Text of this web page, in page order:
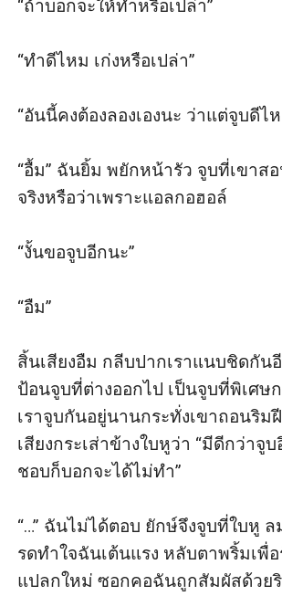
“ถ้าบอกจะให้ทำหรือเปล่า”
“ทำดีไหม เก่งหรือเปล่า”
“อันนี้คงต้องลองเองนะ ว่าแต่จูบดีไ
“อื้ม” ฉันยิ้ม พยักหน้ารัว จูบที่เขาส
จริงหรือว่าเพราะแอลกอฮอล์
“งั้นขอจูบอีกนะ”
“อืม”
สิ้นเสียงอืม กลีบปากเราแนบชิดกัน
ป้อนจูบที่ต่างออกไป เป็นจูบที่พิเศษ
เราจูบกันอยู่นานกระทั่งเขาถอนริม
เสียงกระเส่าข้างใบหูว่า “มีดีกว่าจู
ชอบก็บอกจะได้ไม่ทำ”
“…” ฉันไม่ได้ตอบ ยักษ์จึงจูบที่ใบหู ล
รดทำใจฉันเต้นแรง หลับตาพริ้มเพื่
แปลกใหม่ ซอกคอฉันถูกสัมผัสด้วย